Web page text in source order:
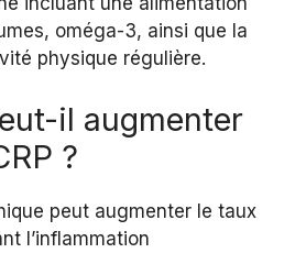
oméga-3, ainsi que la
physique régulière.
il augmenter
?
peut augmenter le taux
l’inflammation